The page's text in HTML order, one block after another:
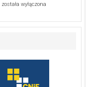
Ekologiczne
–
warto
poznać
[fotorelacja]
została wyłączona